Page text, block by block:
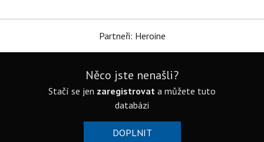
Partneři: Heroine
Něco jste nenašli?
Stačí se jen zaregistrovat a můžete tuto
databázi
DOPLNIT